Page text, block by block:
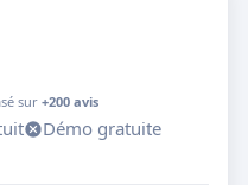
sur +200 avis
Démo gratuite